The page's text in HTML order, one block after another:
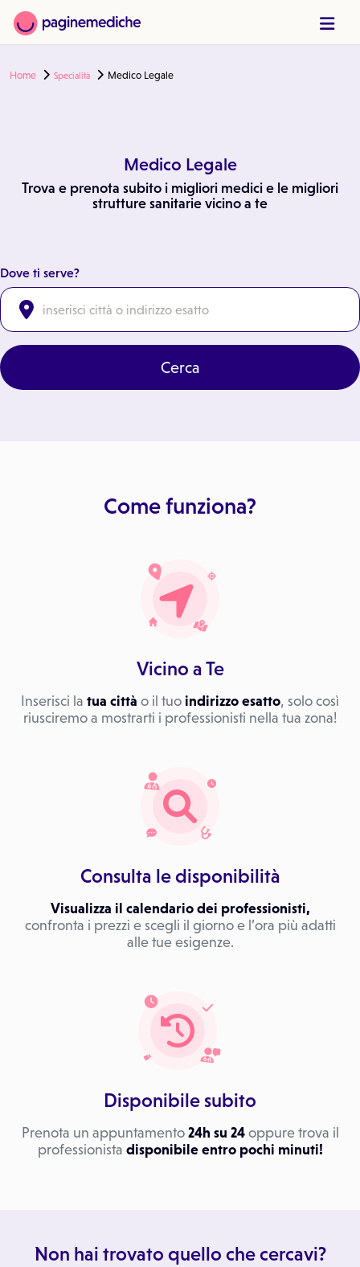
Home Specialità Medico Legale
Medico Legale
Trova e prenota subito i migliori medici e le migliori
strutture sanitarie vicino a te
Dove ti serve?
Cerca
Come funziona?
Vicino a Te
Inserisci la tua città o il tuo indirizzo esatto, solo così
riusciremo a mostrarti i professionisti nella tua zona!
Consulta le disponibilità
Visualizza il calendario dei professionisti,
confronta i prezzi e scegli il giorno e l’ora più adatti
alle tue esigenze.
Disponibile subito
Prenota un appuntamento 24h su 24oppure trova il
professionista disponibile entro pochi minuti!
Non hai trovato quello che cercavi?